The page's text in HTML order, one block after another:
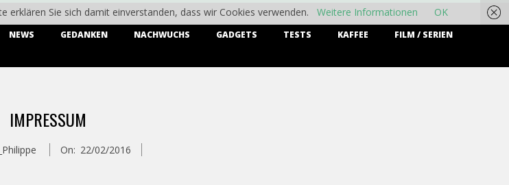
NEWS GEDANKEN NACHWUCHS GADGETS TESTS KAFFEE FILM / SERIEN
IMPRESSUM
On: 22/02/2016
Sie sich damit einverstanden, dass wir Cookies verwenden. Weitere Informationen OK